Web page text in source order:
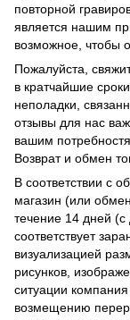
повторной
является нашим
возможное, чтобы
Пожалуйста,
в кратчайшие
неполадки,
отзывы для нас
вашим
Возврат и обмен
В соответствии с
магазин (или
течение 14 дней
соответствует
визуализацией
рисунков,
ситуации
возмещению